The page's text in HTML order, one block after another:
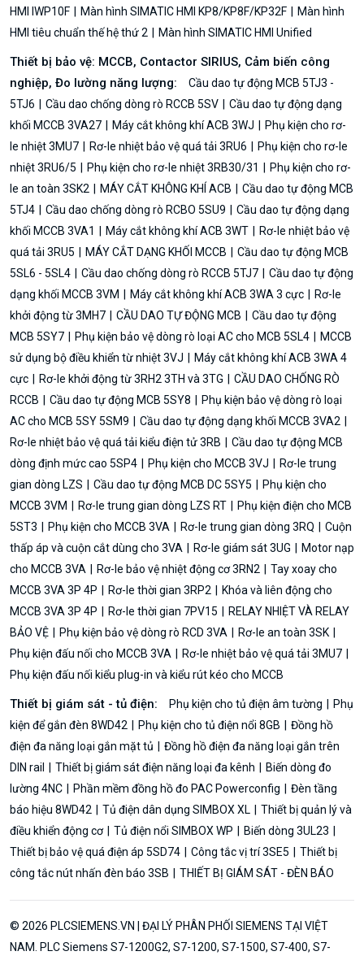
HMI IWP10F
Màn hình SIMATIC HMI KP8/KP8F/KP32F
Màn hình
HMI tiêu chuẩn thế hệ thứ 2
Màn hình SIMATIC HMI Unified
Thiết bị bảo vệ: MCCB, Contactor SIRIUS, Cảm biến công
nghiệp, Đo lường năng lượng:
Cầu dao tự động MCB 5TJ3 -
5TJ6
Cầu dao chống dòng rò RCCB 5SV
Cầu dao tự động dạng
khối MCCB 3VA27
Máy cắt không khí ACB 3WJ
Phụ kiện cho rơ-
le nhiệt 3MU7
Rơ-le nhiệt bảo vệ quá tải 3RU6
Phụ kiện cho rơ-le
nhiệt 3RU6/5
Phụ kiện cho rơ-le nhiệt 3RB30/31
Phụ kiện cho rơ-
le an toàn 3SK2
MÁY CẮT KHÔNG KHÍ ACB
Cầu dao tự động MCB
5TJ4
Cầu dao chống dòng rò RCBO 5SU9
Cầu dao tự động dạng
khối MCCB 3VA1
Máy cắt không khí ACB 3WT
Rơ-le nhiệt bảo vệ
quá tải 3RU5
MÁY CẮT DẠNG KHỐI MCCB
Cầu dao tự động MCB
5SL6 - 5SL4
Cầu dao chống dòng rò RCCB 5TJ7
Cầu dao tự động
dạng khối MCCB 3VM
Máy cắt không khí ACB 3WA 3 cực
Rơ-le
khởi động từ 3MH7
CẦU DAO TỰ ĐỘNG MCB
Cầu dao tự động
MCB 5SY7
Phụ kiện bảo vệ dòng rò loại AC cho MCB 5SL4
MCCB
sử dụng bộ điều khiển từ nhiệt 3VJ
Máy cắt không khí ACB 3WA 4
cực
Rơ-le khởi động từ 3RH2 3TH và 3TG
CẦU DAO CHỐNG RÒ
RCCB
Cầu dao tự động MCB 5SY8
Phụ kiện bảo vệ dòng rò loại
AC cho MCB 5SY 5SM9
Cầu dao tự động dạng khối MCCB 3VA2
Rơ-le nhiệt bảo vệ quá tải kiểu điện tử 3RB
Cầu dao tự động MCB
dòng định mức cao 5SP4
Phụ kiện cho MCCB 3VJ
Rơ-le trung
gian dòng LZS
Cầu dao tự động MCB DC 5SY5
Phụ kiện cho
MCCB 3VM
Rơ-le trung gian dòng LZS RT
Phụ kiện điện cho MCB
5ST3
Phụ kiện cho MCCB 3VA Rơ-le trung gian dòng 3RQ
Cuộn
thấp áp và cuộn cắt dùng cho 3VA
Rơ-le giám sát 3UG
Motor nạp
cho MCCB 3VA
Rơ-le bảo vệ nhiệt động cơ 3RN2
Tay xoay cho
MCCB 3VA 3P 4P
Rơ-le thời gian 3RP2
Khóa và liên động cho
MCCB 3VA 3P 4P
Rơ-le thời gian 7PV15
RELAY NHIỆT VÀ RELAY
BẢO VỆ
Phụ kiện bảo vệ dòng rò RCD 3VA
Rơ-le an toàn 3SK
Phụ kiện đấu nối cho MCCB 3VA
Rơ-le nhiệt bảo vệ quá tải 3MU7
Phụ kiện đấu nối kiểu plug-in và kiểu rút kéo cho MCCB
Thiết bị giám sát - tủ điện: Phụ kiện cho tủ điện âm tường
Phụ
kiện để gắn đèn 8WD42
Phụ kiện cho tủ điện nổi 8GB
Đồng hồ
điện đa năng loại gắn mặt tủ
Đồng hồ điện đa năng loại gắn trên
DIN rail
Thiết bị giám sát điện năng loại đa kênh
Biến dòng đo
lường 4NC
Phần mềm đồng hồ đo PAC Powerconfig
Đèn tầng
báo hiệu 8WD42
Tủ điện dân dụng SIMBOX XL
Thiết bị quản lý và
điều khiển động cơ
Tủ điện nổi SIMBOX WP
Biến dòng 3UL23
Thiết bị bảo vệ quá điện áp 5SD74
Công tắc vị trí 3SE5
Thiết bị
công tắc nút nhấn đèn báo 3SB
THIẾT BỊ GIÁM SÁT - ĐÈN BÁO
© 2026 PLCSIEMENS.VN | ĐẠI LÝ PHÂN PHỐI SIEMENS TẠI VIỆT
NAM. PLC Siemens S7-1200G2, S7-1200, S7-1500, S7-400, S7-